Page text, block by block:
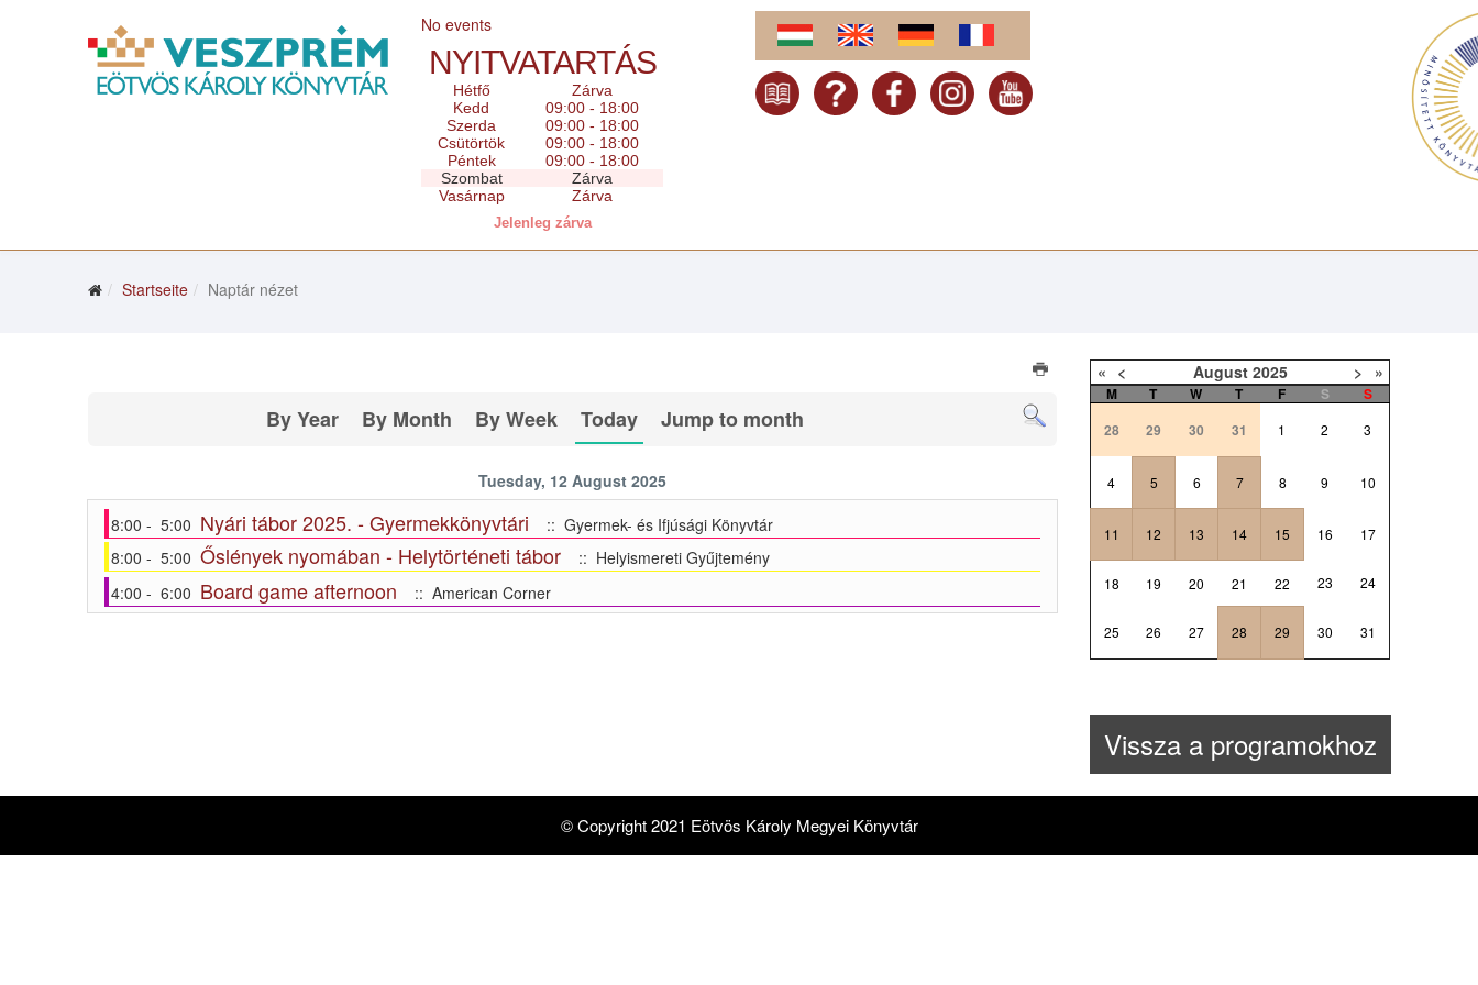
No events
NYITVATARTÁS
Hétfő
Zárva
Kedd
09:00 - 18:00
Szerda
09:00 - 18:00
Csütörtök
09:00 - 18:00
Péntek
09:00 - 18:00
Szombat
Zárva
Vasárnap
Zárva
Jelenleg zárva
Startseite Naptár nézet
By Year By Month By Week Today Jump to month
Tuesday, 12 August 2025
8:00 - 5:00 Nyári tábor 2025. - Gyermekkönyvtári
:: Gyermek- és Ifjúsági Könyvtár
8:00 - 5:00 Őslények nyomában - Helytörténeti tábor
:: Helyismereti Gyűjtemény
4:00 - 6:00 Board game afternoon :: American Corner
« < August 2025 > »
M T W T F S
S
28
29 30 31 1 2 3
4 5 6 7 8 9 10
11 12 13 14 15 16 17
18 19 20 21 22 23 24
25 26 27 28 29 30 31
Vissza a programokhoz
© Copyright 2021 Eötvös Károly Megyei Könyvtár